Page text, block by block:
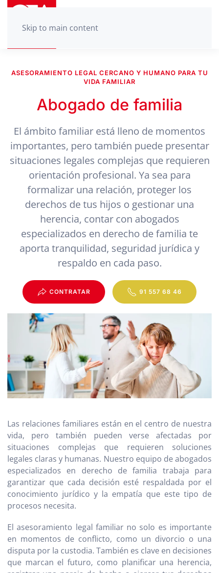
Skip to main content
ASESORAMIENTO LEGAL CERCANO Y HUMANO PARA TU
VIDA FAMILIAR
Abogado de familia
El ámbito familiar está lleno de momentos
importantes, pero también puede presentar
situaciones legales complejas que requieren
orientación profesional. Ya sea para
formalizar una relación, proteger los
derechos de tus hijos o gestionar una
herencia, contar con abogados
especializados en derecho de familia te
aporta tranquilidad, seguridad jurídica y
respaldo en cada paso.
CONTRATAR 91 557 68 46
Las relaciones familiares están en el centro de nuestra
vida, pero también pueden verse afectadas por
situaciones complejas que requieren soluciones
legales claras y humanas. Nuestro equipo de abogados
especializados en derecho de familia trabaja para
garantizar que cada decisión esté respaldada por el
conocimiento jurídico y la empatía que este tipo de
procesos necesita.
El asesoramiento legal familiar no solo es importante
en momentos de conflicto, como un divorcio o una
disputa por la custodia. También es clave en decisiones
que marcan el futuro, como planificar una herencia,